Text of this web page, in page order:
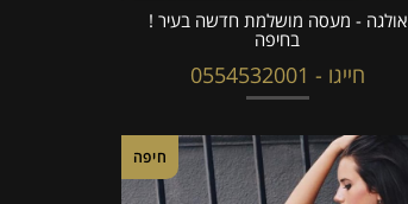
אולגה - מעסה מושלמת חדשה בעיר !
בחיפה
חייגו - 0554532001
חיפה